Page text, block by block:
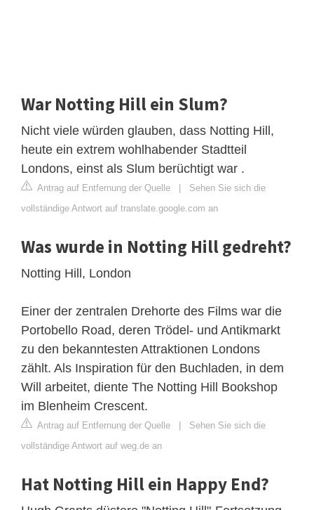
War Notting Hill ein Slum?
Nicht viele würden glauben, dass Notting Hill,
heute ein extrem wohlhabender Stadtteil
Londons, einst als Slum berüchtigt war .
Antrag auf Entfernung der Quelle | Sehen Sie sich die
vollständige Antwort auf translate.google.com an
Was wurde in Notting Hill gedreht?
Notting Hill, London
Einer der zentralen Drehorte des Films war die
Portobello Road, deren Trödel- und Antikmarkt
zu den bekanntesten Attraktionen Londons
zählt. Als Inspiration für den Buchladen, in dem
Will arbeitet, diente The Notting Hill Bookshop
im Blenheim Crescent.
Antrag auf Entfernung der Quelle | Sehen Sie sich die
vollständige Antwort auf weg.de an
Hat Notting Hill ein Happy End?